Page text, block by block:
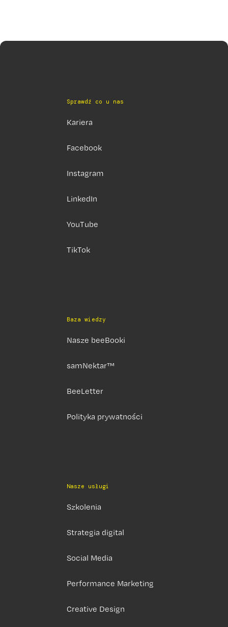
Sprawdź co u nas
Kariera
Facebook
Instagram
LinkedIn
YouTube
TikTok
Baza wiedzy
Nasze beeBooki
samNektar™
BeeLetter
Polityka prywatności
Nasze usługi
Szkolenia
Strategia digital
Social Media
Performance Marketing
Creative Design